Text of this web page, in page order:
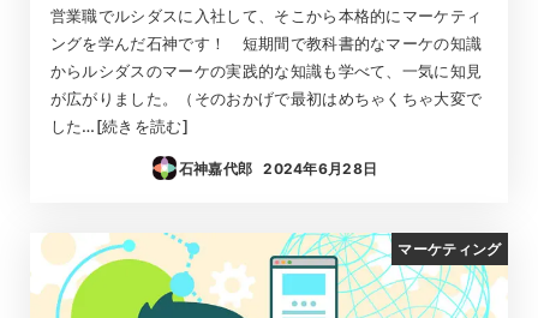
営業職でルシダスに入社して、そこから本格的にマーケティ
ングを学んだ石神です！ 短期間で教科書的なマーケの知識
からルシダスのマーケの実践的な知識も学べて、一気に知見
が広がりました。（そのおかげで最初はめちゃくちゃ大変で
した…[続きを読む]
石神嘉代郎
投稿日
2024年6月28日
マーケティング